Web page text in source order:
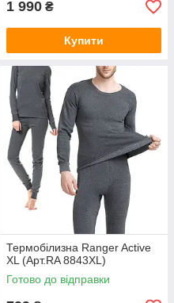
1 990 ₴
Купити
Термобілизна Ranger Active
XL (Арт.RA 8843XL)
Готово до відправки